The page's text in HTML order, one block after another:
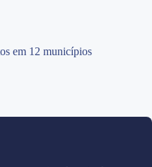
em 12 municípios